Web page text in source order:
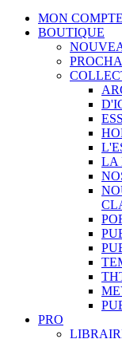
MON COMPTE
BOUTIQUE
LA
PRO